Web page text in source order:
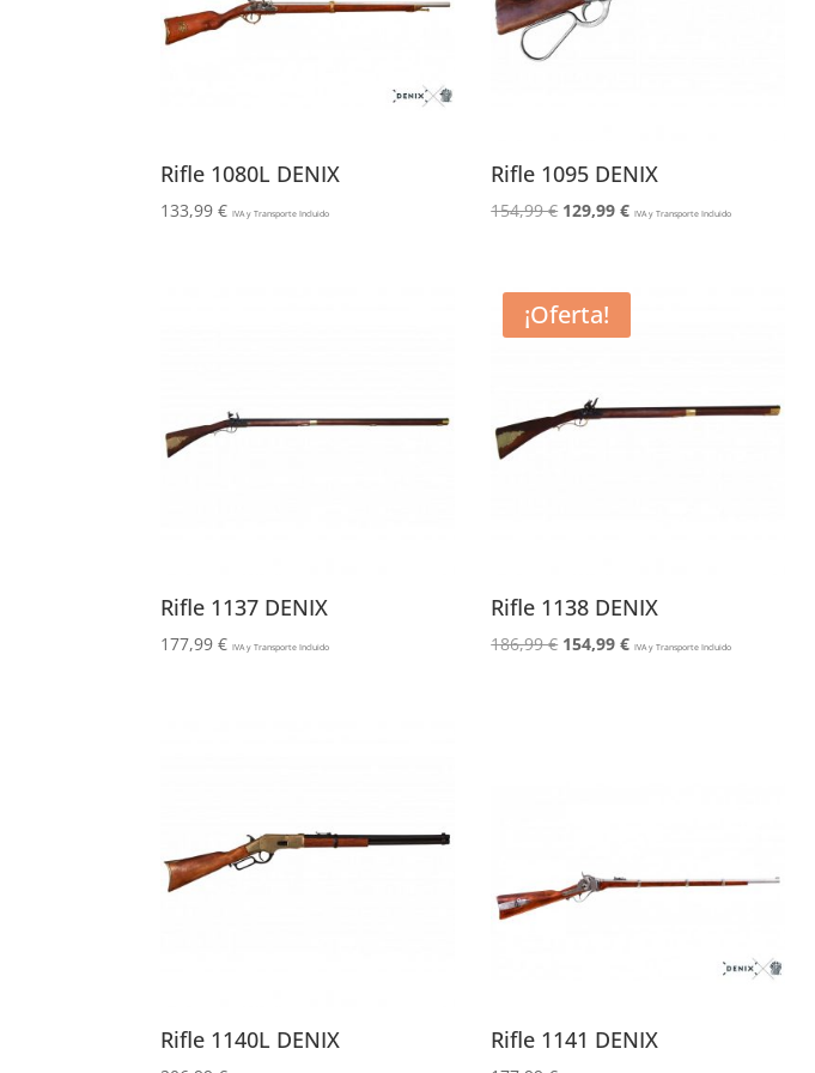
Rifle 1080L DENIX
133,99€ IVA y Transporte Incluido
Rifle 1095 DENIX
154,99€ El
era:
154,99 €.
129,99€El
129,99 €.
IVA y Transporte Incluido
Rifle 1137 DENIX
177,99€ IVA y Transporte Incluido
¡Oferta!
Rifle 1138 DENIX
186,99€ El
154,99€ElIVA y Transporte Incluido
Rifle 1140L DENIX Rifle 1141 DENIX